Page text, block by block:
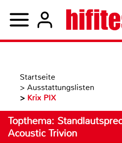
Startseite
> Ausstattungslisten
> Krix PIX
Topthema:
Acoustic Trivion